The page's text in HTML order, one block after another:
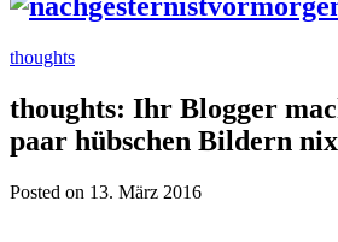
thoughts
thoughts: Ihr Blogger
paar hübschen Bildern
Posted on 13. März 2016